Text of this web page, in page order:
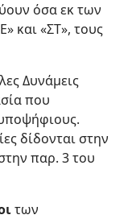
όσα εκ των
και «ΣΤ», τους
Δυνάμεις
που
δίδονται στην
παρ. 3 του
των